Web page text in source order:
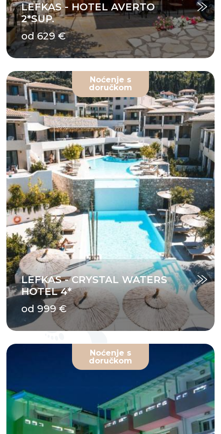
LEFKAS - HOTEL AVERTO
2*SUP.
od 629 €
Noćenje s
doručkom
LEFKAS - CRYSTAL WATERS
HOTEL 4*
od 999 €
Noćenje s
doručkom